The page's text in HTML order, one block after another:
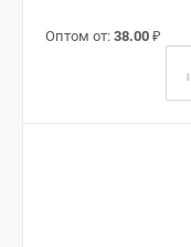
Оптом от: 38.00 ₽